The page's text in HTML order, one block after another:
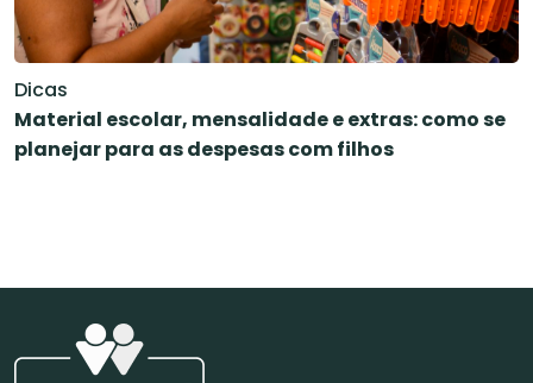
Dicas
Material escolar, mensalidade e extras: como se
planejar para as despesas com filhos